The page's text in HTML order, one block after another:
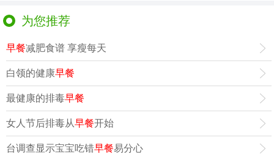
为您推荐
早餐减肥食谱 享瘦每天
白领的健康早餐
最健康的排毒早餐
女人节后排毒从早餐开始
台调查显示宝宝吃错早餐易分心